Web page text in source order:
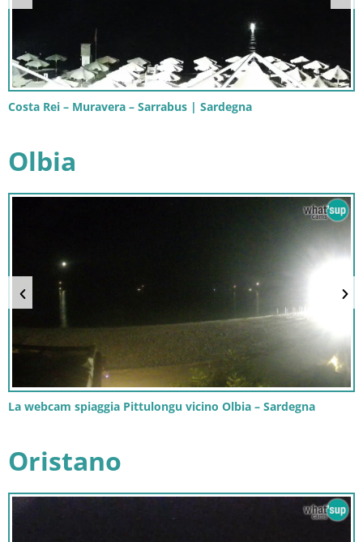
Costa Rei – Muravera – Sarrabus | Sardegna
Olbia
La webcam spiaggia Pittulongu vicino Olbia – Sardegna
Oristano